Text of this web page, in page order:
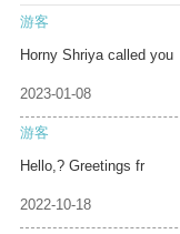
游客
Horny Shriya called you
2023-01-08
游客
Hello,? Greetings fr
2022-10-18